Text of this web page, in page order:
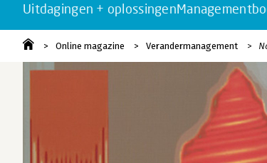
Uitdagingen + oplossingen
Online magazine Verandermanagement